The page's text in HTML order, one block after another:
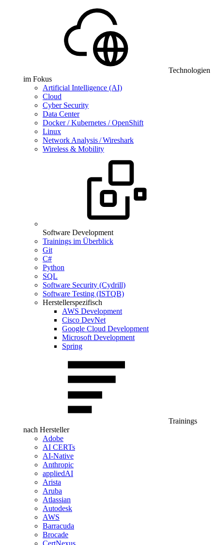
Technologien
im Fokus
Artificial Intelligence (AI)
Cloud
Cyber Security
Data Center
Docker / Kubernetes / OpenShift
Linux
Network Analysis / Wireshark
Wireless & Mobility
Software Development
Trainings im Überblick
Git
C#
Python
SQL
Software Security (Cydrill)
Software Testing (ISTQB)
Herstellerspezifisch
AWS Development
Cisco DevNet
Google Cloud Development
Microsoft Development
Spring
Trainings
nach Hersteller
Adobe
AI CERTs
AI-Native
Anthropic
appliedAI
Arista
Aruba
Atlassian
Autodesk
AWS
Barracuda
Brocade
CertNexus